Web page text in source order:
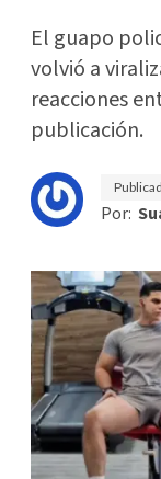
El guapo
volvió a
reacciones
publicación.
Por: